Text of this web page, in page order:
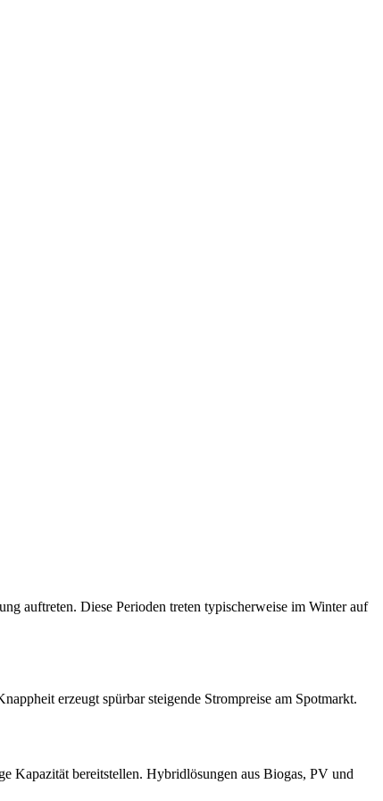
auftreten. Diese Perioden treten typischerweise im Winter auf
erzeugt spürbar steigende Strompreise am Spotmarkt.
Kapazität bereitstellen. Hybridlösungen aus Biogas, PV und